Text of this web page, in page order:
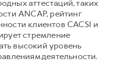
аттестаций, таких
ANCAP, рейтинг
клиентов CACSI и
стремление
высокий уровень
деятельности.